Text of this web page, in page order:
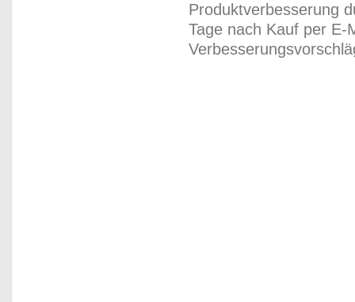
Produktverbesserung
Tage nach Kauf per E-